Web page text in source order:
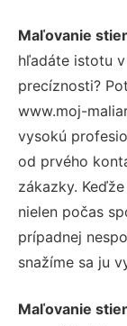
Maľovanie
hľadáte istotu
precíznosti?
www.moj-
vysokú
od prvého
zákazky.
nielen počas
prípadnej
snažíme sa ju
Maľovanie